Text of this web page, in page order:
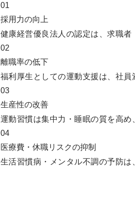
01
採用力の向上
健康経営優良法人の認定は、求職者
02
離職率の低下
福利厚生としての運動支援は、社員
03
生産性の改善
運動習慣は集中力・睡眠の質を高め
04
医療費・休職リスクの抑制
生活習慣病・メンタル不調の予防は